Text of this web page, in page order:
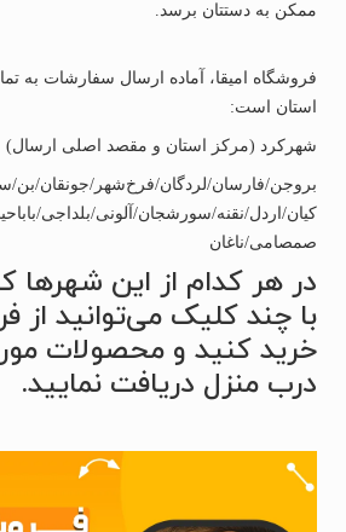
ممکن به دستتان برسد.
فروشگاه امیقا، آماده ارسال سفارشات به
استان است:
شهرکرد (مرکز استان و مقصد اصلی ارسال)
بروجن/فارسان/لردگان/فرخ‌شهر/جونقان/بن/
کیان/اردل/نقنه/سورشجان/آلونی/بلداجی/
صمصامی/ناغان
در هر کدام از این شهرها
با چند کلیک می‌توانید از
خرید کنید و محصولات
درب منزل دریافت نمایید.